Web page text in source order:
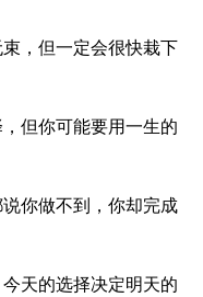
，但一定会很快栽下
但你可能要用一生的
你做不到，你却完成
天的选择决定明天的